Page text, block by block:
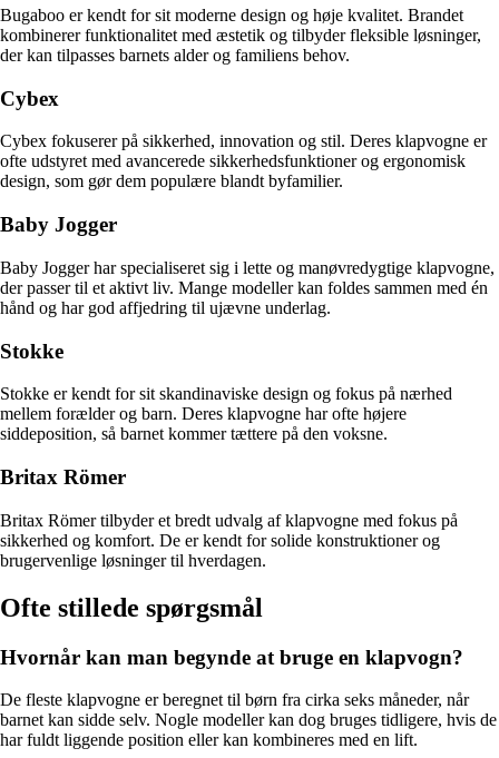
Bugaboo er kendt for sit moderne design og høje kvalitet. Brandet
kombinerer funktionalitet med æstetik og tilbyder fleksible løsninger,
der kan tilpasses barnets alder og familiens behov.
Cybex
Cybex fokuserer på sikkerhed, innovation og stil. Deres klapvogne er
ofte udstyret med avancerede sikkerhedsfunktioner og ergonomisk
design, som gør dem populære blandt byfamilier.
Baby Jogger
Baby Jogger har specialiseret sig i lette og manøvredygtige klapvogne,
der passer til et aktivt liv. Mange modeller kan foldes sammen med én
hånd og har god affjedring til ujævne underlag.
Stokke
Stokke er kendt for sit skandinaviske design og fokus på nærhed
mellem forælder og barn. Deres klapvogne har ofte højere
siddeposition, så barnet kommer tættere på den voksne.
Britax Römer
Britax Römer tilbyder et bredt udvalg af klapvogne med fokus på
sikkerhed og komfort. De er kendt for solide konstruktioner og
brugervenlige løsninger til hverdagen.
Ofte stillede spørgsmål
Hvornår kan man begynde at bruge en klapvogn?
De fleste klapvogne er beregnet til børn fra cirka seks måneder, når
barnet kan sidde selv. Nogle modeller kan dog bruges tidligere, hvis de
har fuldt liggende position eller kan kombineres med en lift.